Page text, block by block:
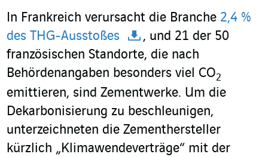
In Frankreich verursacht die Branche 2,4 %
des THG-Ausstoßes
, und 21 der 50
französischen Standorte, die nach
Behördenangaben besonders viel CO2
emittieren, sind Zementwerke. Um die
Dekarbonisierung zu beschleunigen,
unterzeichneten die Zementhersteller
kürzlich „Klimawendeverträge“ mit der